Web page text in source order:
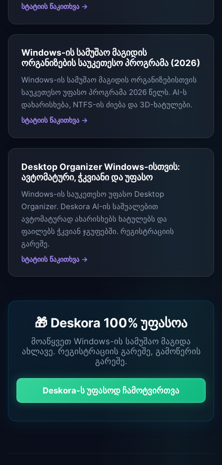
სტატიის წაკითხვა →
Windows-ის სამუშაო მაგიდის
ორგანიზების საუკეთესო პროგრამა (2026)
Windows-ის სამუშაო მაგიდის ორგანიზებისთვის
საუკეთესო უფასო პროგრამა 2026 წელს. AI-ს
დახარისხება, NTFS-ის ძიება და 3D-ხატულები.
სტატიის წაკითხვა →
Desktop Organizer Windows-ისთვის:
ავტომატური, ჭკვიანი და უფასო
Windows-ის საუკეთესო უფასო Desktop
Organizer. Deskora AI-ის საშუალებით
ავტომატურად ახარისხებს ხატულებს და
ფაილებს ჭკვიან ჯგუფებში. რეგისტრაციის
გარეშე.
სტატიის წაკითხვა →
🎁 Deskora 100% უფასოა
მოაწყვეთ Windows-ის სამუშაო მაგიდა
ახლავე. რეგისტრაციის გარეშე, გამოწერის
გარეშე.
Deskora-ს უფასოდ ჩამოტვირთვა